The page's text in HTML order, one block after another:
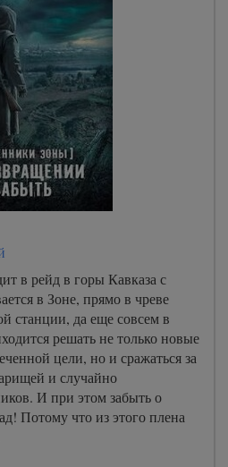
в рейд в горы Кавказа с
в Зоне, прямо в чреве
станции, да еще совсем в
решать не только новые
цели, но и сражаться за
и случайно
И при этом забыть о
Потому что из этого плена